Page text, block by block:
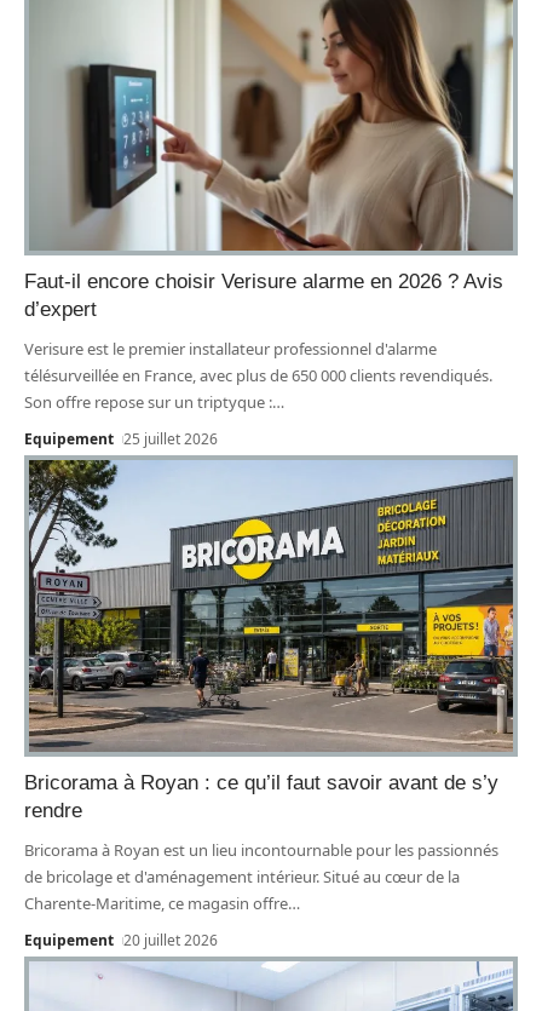
Faut-il encore choisir Verisure alarme en 2026 ? Avis
d’expert
Verisure est le premier installateur professionnel d'alarme
télésurveillée en France, avec plus de 650 000 clients revendiqués.
Son offre repose sur un triptyque :…
Equipement 25 juillet 2026
Bricorama à Royan : ce qu’il faut savoir avant de s’y
rendre
Bricorama à Royan est un lieu incontournable pour les passionnés
de bricolage et d'aménagement intérieur. Situé au cœur de la
Charente-Maritime, ce magasin offre…
Equipement 20 juillet 2026